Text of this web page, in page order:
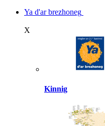
Ya d'ar brezhoneg
X
Kinnig